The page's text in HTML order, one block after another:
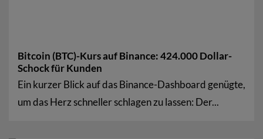
Bitcoin (BTC)-Kurs auf Binance: 424.000 Dollar-
Schock für Kunden
Ein kurzer Blick auf das Binance-Dashboard genügte,
um das Herz schneller schlagen zu lassen: Der...